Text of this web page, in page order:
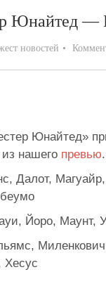
Юнайтед —
новостей
Юнайтед»
нашего превью.
Далот,
Йоро, Маунт,
Хесус